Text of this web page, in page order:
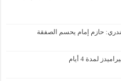
حازم إمام يحسم الصفقة
لمدة 4 أيام